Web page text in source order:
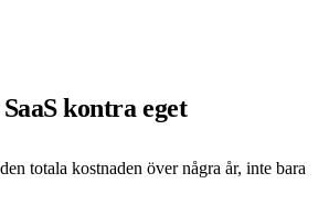
kontra eget
totala kostnaden över några år, inte bara